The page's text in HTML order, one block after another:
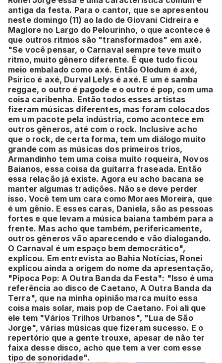
antiga da festa. Para o cantor, que se apresentou
neste domingo (11) ao lado de Giovani Cidreira e
Maglore no Largo do Pelourinho, o que acontece é
que outros ritmos são "transformados" em axé.
"Se você pensar, o Carnaval sempre teve muito
ritmo, muito gênero diferente. É que tudo ficou
meio embalado como axé. Então Olodum é axé,
Psirico é axé, Durval Lelys é axé. E um é samba
reggae, o outro é pagode e o outro é pop, com uma
coisa caribenha. Então todos esses artistas
fizeram músicas diferentes, mas foram colocados
em um pacote pela indústria, como acontece em
outros gêneros, até com o rock. Inclusive acho
que o rock, de certa forma, tem um diálogo muito
grande com as músicas dos primeiros trios,
Armandinho tem uma coisa muito roqueira, Novos
Baianos, essa coisa da guitarra fraseada. Então
essa relação já existe. Agora eu acho bacana se
manter algumas tradições. Não se deve perder
isso. Você tem um cara como Moraes Moreira, que
é um gênio. E esses caras, Daniela, são as pessoas
fortes e que levam a música baiana também para a
frente. Mas acho que também, perifericamente,
outros gêneros vão aparecendo e vão dialogando.
O Carnaval é um espaço bem democrático",
explicou. Em entrevista ao Bahia Notícias, Ronei
explicou ainda a origem do nome da apresentação,
"Pipoca Pop: A Outra Banda da Festa": "Isso é uma
referência ao disco de Caetano, A Outra Banda da
Terra", que na minha opinião marca muito essa
coisa mais solar, mais pop de Caetano. Foi ali que
ele tem "Vários Trilhos Urbanos", "Lua de São
Jorge", várias músicas que fizeram sucesso. E o
repertório que a gente trouxe, apesar de não ter
faixa desse disco, acho que tem a ver com esse
tipo de sonoridade".